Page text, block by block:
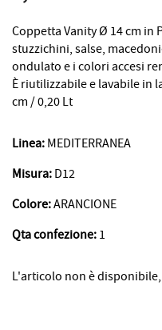
Coppetta Vanity Ø 14 cm in
stuzzichini, salse,
ondulato e i colori accesi
È riutilizzabile e lavabile in
cm / 0,20 Lt
Linea: MEDITERRANEA
Misura: D12
Colore:ARANCIONE
Qta confezione: 1
L'articolo non è